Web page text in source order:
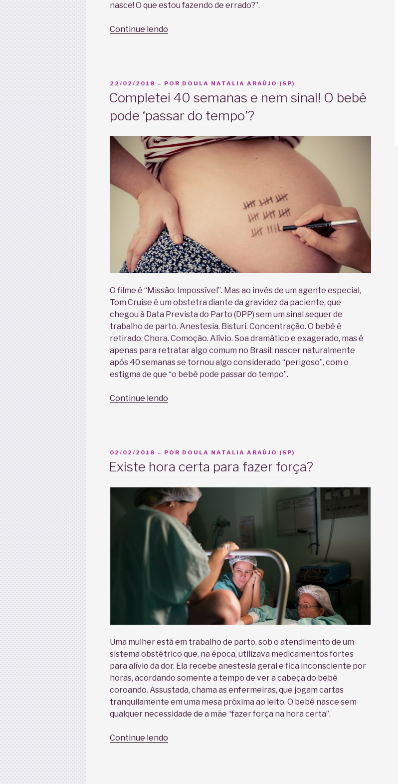
nasce! O que estou fazendo de errado?”.
Continue lendo
bebê
não
nasce!”
PUBLICADO
22/02/2018 – POR DOULA NATALIA ARAÚJO (SP)
Completei 40 semanas e nem sinal! O bebê
pode ‘passar do tempo’?
O filme é “Missão: Impossível”. Mas ao invés de um agente especial,
Tom Cruise é um obstetra diante da gravidez da paciente, que
chegou à Data Prevista do Parto (DPP) sem um sinal sequer de
trabalho de parto. Anestesia. Bisturi. Concentração. O bebê é
retirado. Chora. Comoção. Alívio. Soa dramático e exagerado, mas é
apenas para retratar algo comum no Brasil: nascer naturalmente
após 40 semanas se tornou algo considerado “perigoso”, com o
estigma de que “o bebê pode passar do tempo”.
Continue lendo
O
pode
‘passar
do
tempo’?”
PUBLICADO
02/02/2018 – POR DOULA NATALIA ARAÚJO (SP)
Existe hora certa para fazer força?
Uma mulher está em trabalho de parto, sob o atendimento de um
sistema obstétrico que, na época, utilizava medicamentos fortes
para alívio da dor. Ela recebe anestesia geral e fica inconsciente por
horas, acordando somente a tempo de ver a cabeça do bebê
coroando. Assustada, chama as enfermeiras, que jogam cartas
tranquilamente em uma mesa próxima ao leito. O bebê nasce sem
qualquer necessidade de a mãe “fazer força na hora certa”.
Continue lendo